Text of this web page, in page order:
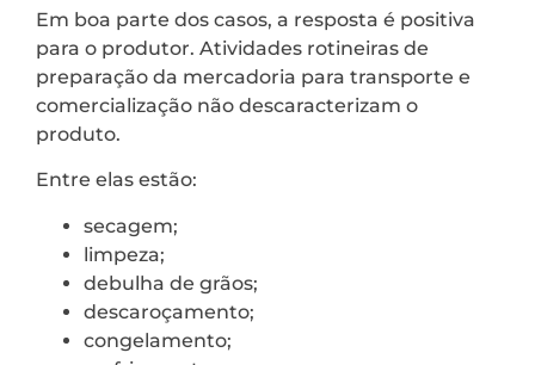
Em boa parte dos casos, a resposta é positiva
para o produtor. Atividades rotineiras de
preparação da mercadoria para transporte e
comercialização não descaracterizam o
produto.
Entre elas estão:
secagem;
limpeza;
debulha de grãos;
descaroçamento;
congelamento;